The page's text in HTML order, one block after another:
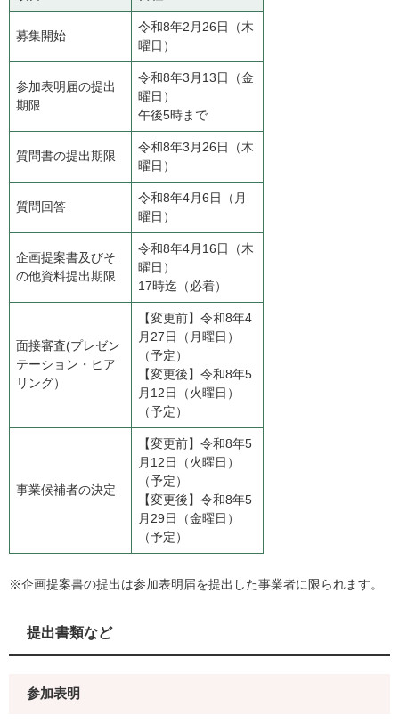
募集開始
令和8年2月26日（木
曜日）
参加表明届の提出
期限
令和8年3月13日（金
曜日）
午後5時まで
質問書の提出期限
令和8年3月26日（木
曜日）
質問回答
令和8年4月6日（月
曜日）
企画提案書及びそ
の他資料提出期限
令和8年4月16日（木
曜日）
17時迄（必着）
面接審査(プレゼン
テーション・ヒア
リング）
【変更前】令和8年4
月27日（月曜日）
（予定）
【変更後】​令和8年5
月12日（火曜日）
（予定）
事業候補者の決定
【変更前】令和8年5
月12日（火曜日）
（予定）
【変更後】令和8年5
月29日（金曜日）
（予定）
※企画提案書の提出は参加表明届を提出した事業者に限られます。
提出書類など
参加表明